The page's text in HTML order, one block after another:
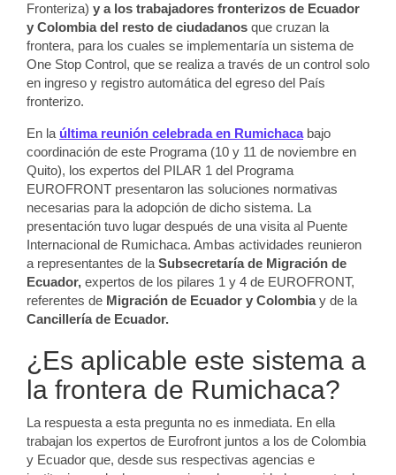
Fronteriza) y a los trabajadores fronterizos de Ecuador
y Colombia del resto de ciudadanos que cruzan la
frontera, para los cuales se implementaría un sistema de
One Stop Control, que se realiza a través de un control solo
en ingreso y registro automática del egreso del País
fronterizo.
En la última reunión celebrada en Rumichacabajo
coordinación de este Programa (10 y 11 de noviembre en
Quito), los expertos del PILAR 1 del Programa
EUROFRONT presentaron las soluciones normativas
necesarias para la adopción de dicho sistema. La
presentación tuvo lugar después de una visita al Puente
Internacional de Rumichaca. Ambas actividades reunieron
a representantes de la Subsecretaría de Migración de
Ecuador, expertos de los pilares 1 y 4 de EUROFRONT,
referentes de Migración de Ecuador y Colombiay de la
Cancillería de Ecuador.
¿Es aplicable este sistema a
la frontera de Rumichaca?
La respuesta a esta pregunta no es inmediata. En ella
trabajan los expertos de Eurofront juntos a los de Colombia
y Ecuador que, desde sus respectivas agencias e